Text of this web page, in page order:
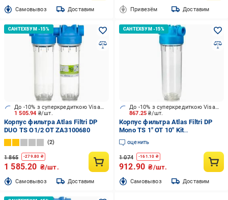
Cамовывоз Доставим Привезём Доставим
1 505.94 ₴/шт.
До -10% з суперкредиткою Visa Вигода
Корпус фильтра Atlas Filtri DP
DUO TS O1/2 OT ZA3100680
2
1 865 -279.80 ₴
1 585.20 ₴/шт.
Cамовывоз Доставим
867.25₴/шт.
До -10% з суперкредиткою Visa Вигода
Корпус фильтра Atlas Filtri DP
Mono TS 1" OT 10" Kit
(RA1280701)
оценить
1 074 -161.10 ₴
912.90 ₴/шт.
Cамовывоз Доставим